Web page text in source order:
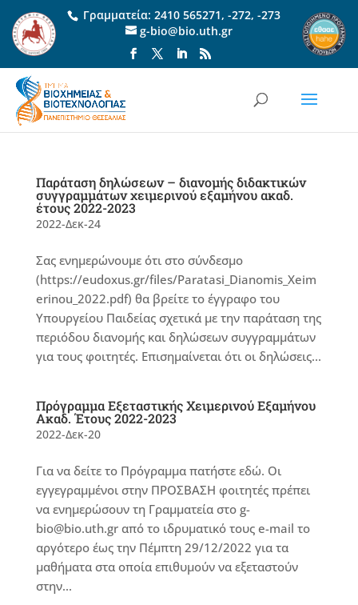
Γραμματεία: 2410 565271, -272, -273
g-bio@bio.uth.gr
Παράταση δηλώσεων – διανομής διδακτικών
συγγραμμάτων χειμερινού εξαμήνου ακαδ.
έτους 2022-2023
2022-Δεκ-24
Σας ενημερώνουμε ότι στο σύνδεσμο
(https://eudoxus.gr/files/Paratasi_Dianomis_Xeim
erinou_2022.pdf) θα βρείτε το έγγραφο του
Υπουργείου Παιδείας σχετικά με την παράταση της
περιόδου διανομής και δηλώσεων συγγραμμάτων
για τους φοιτητές. Επισημαίνεται ότι οι δηλώσεις...
Πρόγραμμα Εξεταστικής Χειμερινού Εξαμήνου
Ακαδ. Έτους 2022-2023
2022-Δεκ-20
Για να δείτε το Πρόγραμμα πατήστε εδώ. Οι
εγγεγραμμένοι στην ΠΡΟΣΒΑΣΗ φοιτητές πρέπει
να ενημερώσουν τη Γραμματεία στο g-
bio@bio.uth.gr από το ιδρυματικό τους e-mail το
αργότερο έως την Πέμπτη 29/12/2022 για τα
μαθήματα στα οποία επιθυμούν να εξεταστούν
στην...